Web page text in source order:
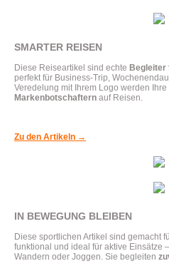
SMARTER REISEN
Diese Reiseartikel sind echte Begleiter
perfekt für Business-Trip,
Veredelung mit Ihrem Logo werden
Markenbotschaftern auf Reisen.
Zu den Artikeln →
IN BEWEGUNG BLEIBEN
Diese sportlichen Artikel sind gemacht
funktional und ideal für aktive Einsätze
Wandern oder Joggen. Sie begleiten